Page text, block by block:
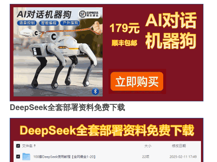
DeepSeek全套部署资料免费下载